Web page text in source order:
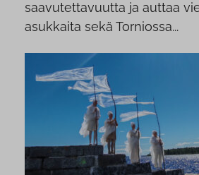
saavutettavuutta ja auttaa
asukkaita sekä Torniossa...